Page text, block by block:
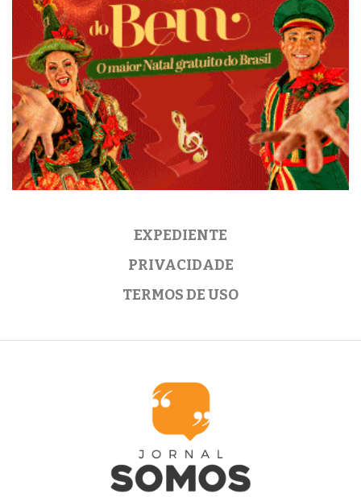
EXPEDIENTE
PRIVACIDADE
TERMOS DE USO